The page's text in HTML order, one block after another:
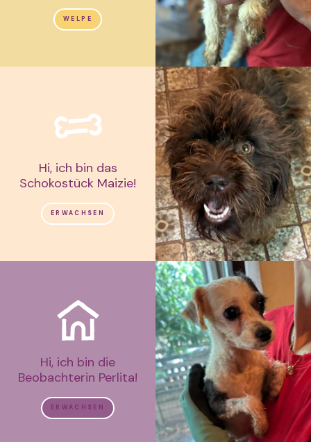
WELPE
Hi, ich bin das
Schokostück Maizie!
ERWACHSEN
Hi, ich bin die
Beobachterin Perlita!
ERWACHSEN